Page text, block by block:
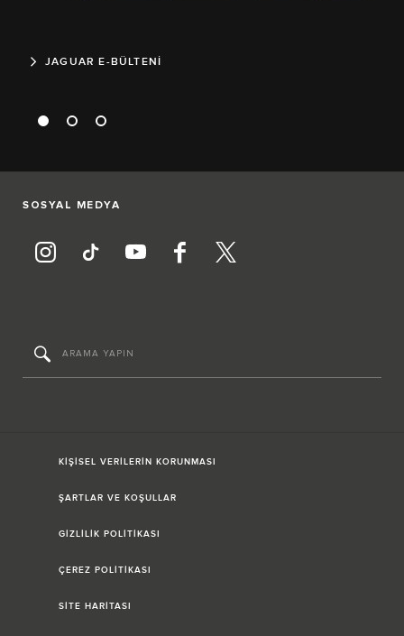
JAGUAR E-BÜLTENİ
SOSYAL MEDYA
KİŞİSEL VERİLERİN KORUNMASI
ŞARTLAR VE KOŞULLAR
GİZLİLİK POLİTİKASI
ÇEREZ POLİTİKASI
SİTE HARİTASI